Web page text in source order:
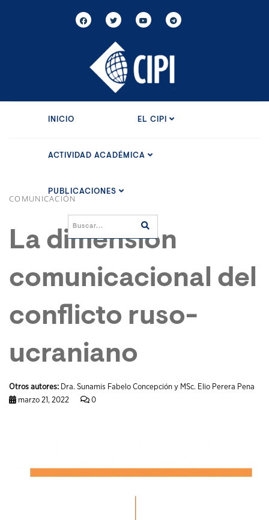
INICIO EL CIPI
ACTIVIDAD ACADÉMICA
PUBLICACIONES
COMUNICACIÓN
La dimensión
comunicacional del
conflicto ruso-
ucraniano
Otros autores: Dra. Sunamis Fabelo Concepción y MSc. Elio Perera Pena
marzo 21, 2022
0